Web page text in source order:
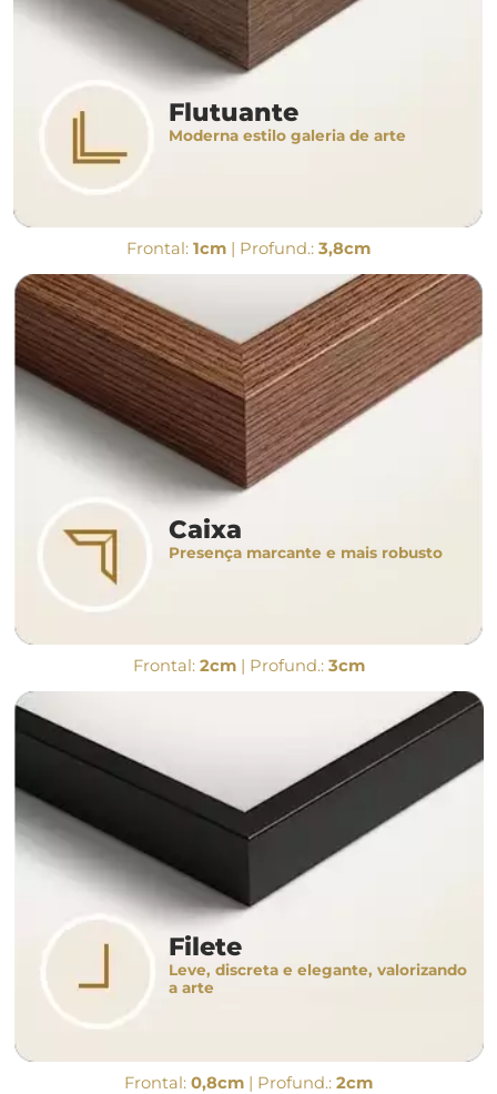
Flutuante
Moderna estilo galeria de arte
Frontal: 1cm | Profund.: 3,8cm
Caixa
Presença marcante e mais robusto
Frontal: 2cm| Profund.: 3cm
Filete
Leve, discreta e elegante, valorizando
a arte
Frontal: 0,8cm | Profund.: 2cm